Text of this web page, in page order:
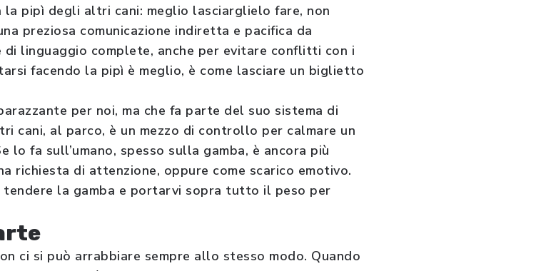
pipì degli altri cani: meglio lasciarglielo fare, non
preziosa comunicazione indiretta e pacifica da
di linguaggio complete, anche per evitare conflitti con i
facendo la pipì è meglio, è come lasciare un biglietto
per noi, ma che fa parte del suo sistema di
cani, al parco, è un mezzo di controllo per calmare un
fa sull’umano, spesso sulla gamba, è ancora più
richiesta di attenzione, oppure come scarico emotivo.
tendere la gamba e portarvi sopra tutto il peso per
ci si può arrabbiare sempre allo stesso modo. Quando